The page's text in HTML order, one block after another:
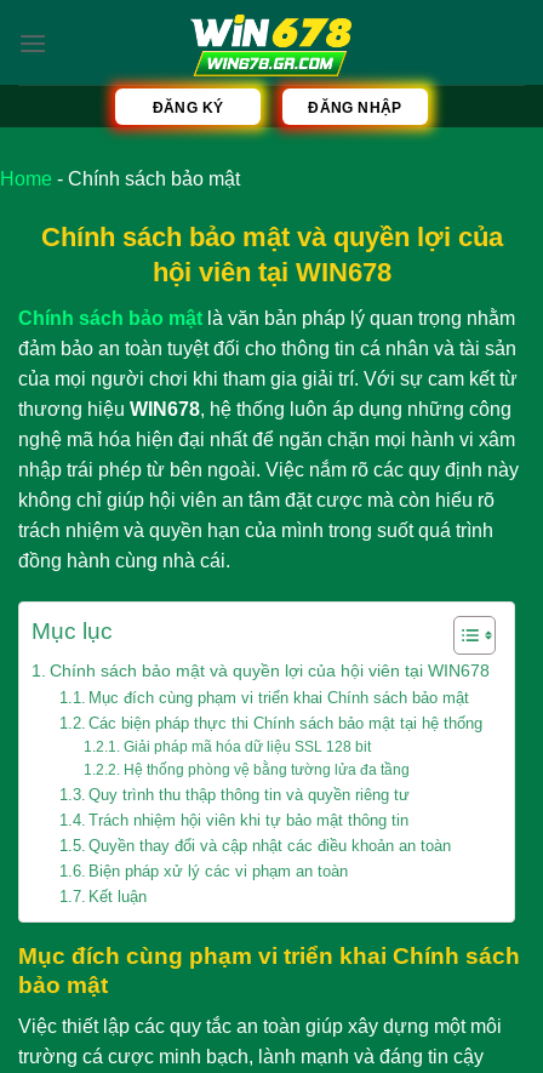
qua
ĐĂNG KÝ ĐĂNG NHẬP
Home - Chính sách bảo mật
Chính sách bảo mật và quyền lợi của
hội viên tại WIN678
Chính sách bảo mật là văn bản pháp lý quan trọng nhằm
đảm bảo an toàn tuyệt đối cho thông tin cá nhân và tài sản
của mọi người chơi khi tham gia giải trí. Với sự cam kết từ
thương hiệu WIN678, hệ thống luôn áp dụng những công
nghệ mã hóa hiện đại nhất để ngăn chặn mọi hành vi xâm
nhập trái phép từ bên ngoài. Việc nắm rõ các quy định này
không chỉ giúp hội viên an tâm đặt cược mà còn hiểu rõ
trách nhiệm và quyền hạn của mình trong suốt quá trình
đồng hành cùng nhà cái.
Mục lục
Chính sách bảo mật và quyền lợi của hội viên tại WIN678
Mục đích cùng phạm vi triển khai Chính sách bảo mật
Các biện pháp thực thi Chính sách bảo mật tại hệ thống
Giải pháp mã hóa dữ liệu SSL 128 bit
Hệ thống phòng vệ bằng tường lửa đa tầng
Quy trình thu thập thông tin và quyền riêng tư
Trách nhiệm hội viên khi tự bảo mật thông tin
Quyền thay đổi và cập nhật các điều khoản an toàn
Biện pháp xử lý các vi phạm an toàn
Kết luận
Mục đích cùng phạm vi triển khai Chính sách
bảo mật
Việc thiết lập các quy tắc an toàn giúp xây dựng một môi
trường cá cược minh bạch, lành mạnh và đáng tin cậy